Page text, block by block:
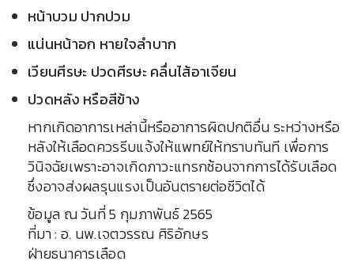
หน้าบวม ปากปวม
แน่นหน้าอก หายใจลำบาก
เวียนศีรษะ ปวดศีรษะ คลื่นไส้อาเจียน
ปวดหลัง หรือสีข้าง
หากเกิดอาการเหล่านี้หรืออาการผิดปกติอื่น ระหว่างหรือ
หลังให้เลือดควรรีบแจ้งให้แพทย์ให้ทราบทันที เพื่อการ
วินิจฉัยเพราะอาจเกิดภาวะแทรกซ้อนจากการได้รับเลือด
ซึ่งอาจส่งผลรุนแรงเป็นอันตรายต่อชีวิตได้
ข้อมูล ณ วันที่ 5 กุมภาพันธ์ 2565
ที่มา : อ. นพ.เจตวรรณ ศิริอักษร
ฝ่ายธนาคารเลือด